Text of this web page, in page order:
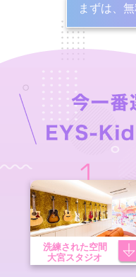
まずは、
1
洗練された空間
大宮スタジオ